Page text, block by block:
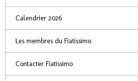
Calendrier 2026
Les membres du Fiatissimo
Contacter Fiatissimo